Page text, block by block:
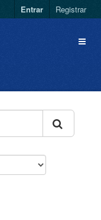
Entrar Registrar